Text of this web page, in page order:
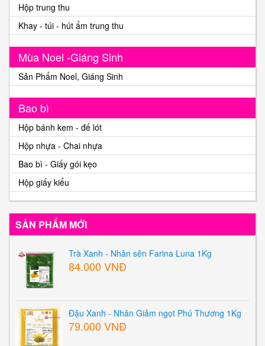
Hộp trung thu
Khay - túi - hút ẩm trung thu
Mùa Noel -Giáng Sinh
Sản Phẩm Noel, Giáng Sinh
Bao bì
Hộp bánh kem - đế lót
Hộp nhựa - Chai nhựa
Bao bì - Giấy gói kẹo
Hộp giấy kiểu
SẢN PHẨM MỚI
Trà Xanh - Nhân sên Farina Luna 1Kg
84.000 VNĐ
Đậu Xanh - Nhân Giảm ngọt Phú Thương 1Kg
79.000 VNĐ